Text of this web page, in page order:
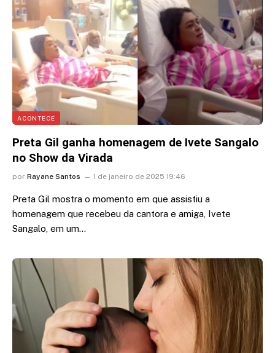
ACONTECE
Preta Gil ganha homenagem de Ivete Sangalo
no Show da Virada
por Rayane Santos 1 de janeiro de 2025 19:46
Preta Gil mostra o momento em que assistiu a
homenagem que recebeu da cantora e amiga, Ivete
Sangalo, em um…